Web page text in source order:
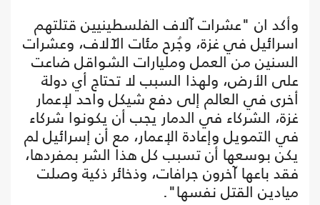
وأكد ان "عشرات آلاف الفلسطينيين قتلتهم
اسرائيل في غزة، وجُرح مئات الآلاف، وعشرات
السنين من العمل ومليارات الشواقل ضاعت
على الأرض، ولهذا السبب لا تحتاج أي دولة
أخرى في العالم إلى دفع شيكل واحد لإعمار
غزة، الشركاء في الدمار يجب أن يكونوا شركاء
في التمويل وإعادة الإعمار، مع أن إسرائيل لم
يكن بوسعها أن تسبب كل هذا الشر بمفردها،
فقد باعها آخرون جرافات، وذخائر ذكية وصلت
ميادين القتل نفسها".